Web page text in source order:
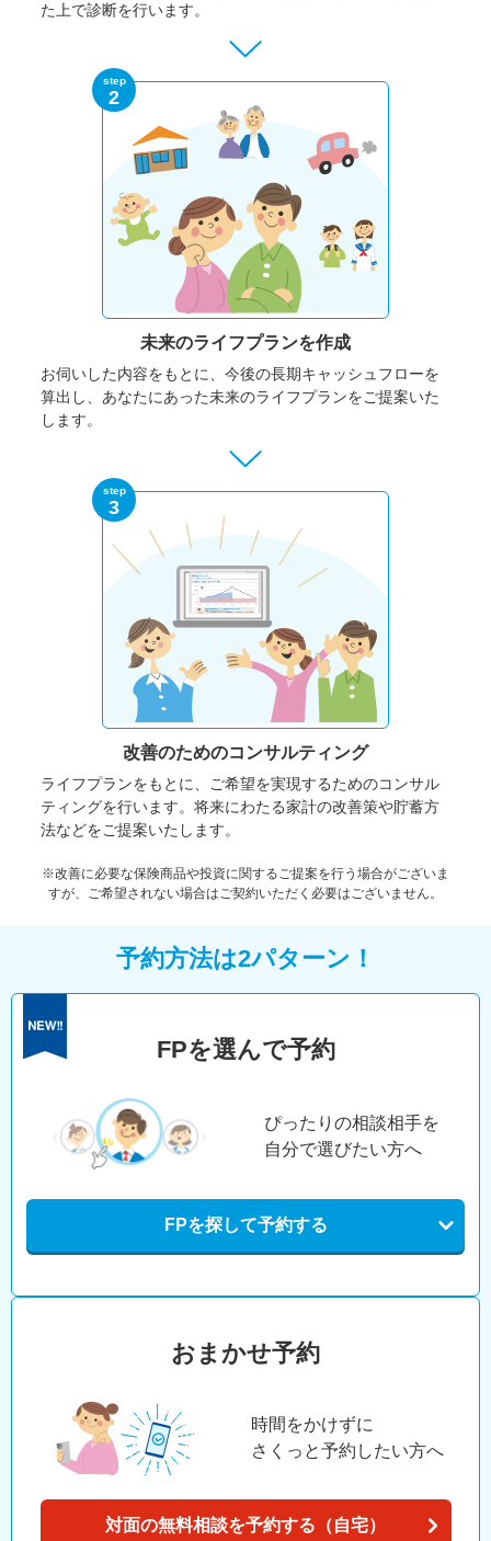
た上で診断を行います。
step
2
未来のライフプランを作成
お伺いした内容をもとに、今後の長期キャッシュフローを
算出し、あなたにあった未来のライフプランをご提案いた
します。
step
3
改善のためのコンサルティング
ライフプランをもとに、ご希望を実現するためのコンサル
ティングを行います。将来にわたる家計の改善策や貯蓄方
法などをご提案いたします。
※改善に必要な保険商品や投資に関するご提案を行う場合がございま
すが、ご希望されない場合はご契約いただく必要はございません。
予約方法は2パターン！
FPを選んで予約
ぴったりの相談相手を
自分で選びたい方へ
FPを探して予約する
おまかせ予約
時間をかけずに
さくっと予約したい方へ
対面の無料相談を予約する（自宅）